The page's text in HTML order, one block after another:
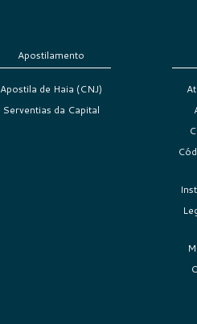
Apostilamento
Apostila de Haia (CNJ)
Serventias da Capital